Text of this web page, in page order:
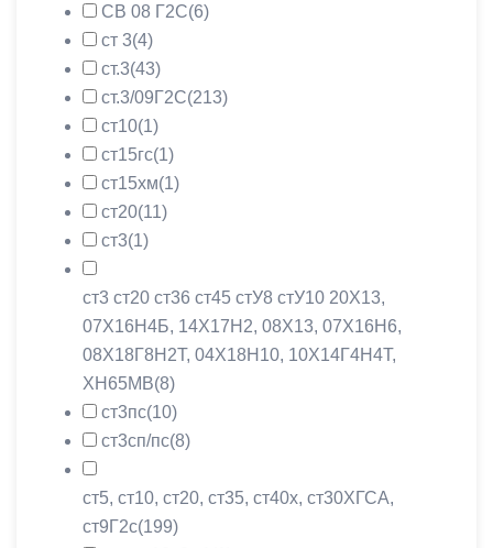
СВ 08 Г2С(6)
ст 3(4)
ст.3(43)
ст.3/09Г2С(213)
ст10(1)
ст15гс(1)
ст15хм(1)
ст20(11)
ст3(1)
ст3 ст20 ст36 ст45 стУ8 стУ10 20X13,
07Х16Н4Б, 14Х17Н2, 08X13, 07Х16Н6,
08Х18Г8Н2Т, 04Х18Н10, 10Х14Г4Н4Т,
ХН65МВ(8)
ст3пс(10)
ст3сп/пс(8)
ст5, ст10, ст20, ст35, ст40х, ст30ХГСА,
ст9Г2с(199)